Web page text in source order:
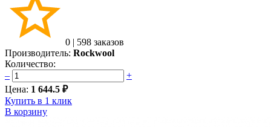
0 | 598 заказов
Производитель: Rockwool
Количество:
–
+
Цена: 1 644.5 ₽
Купить в 1 клик
В корзину